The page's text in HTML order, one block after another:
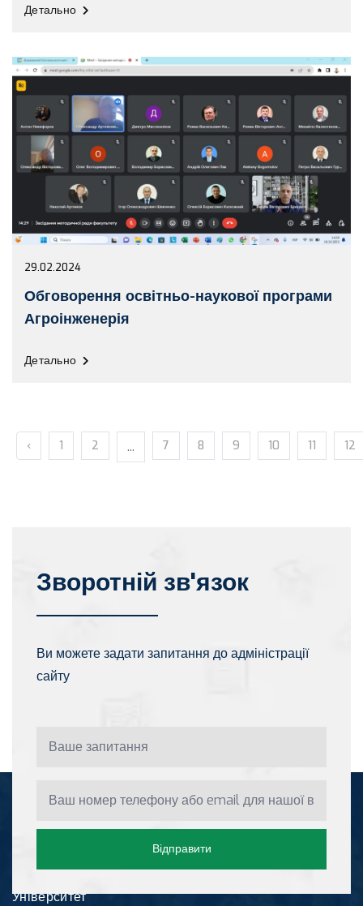
Детально
29.02.2024
Обговорення освітньо-наукової програми
Агроінженерія
Детально
‹ 1 2 ... 7 8 9 10 11 12
Зворотній зв'язок
Ви можете задати запитання до адміністрації
сайту
Відправити
Університет